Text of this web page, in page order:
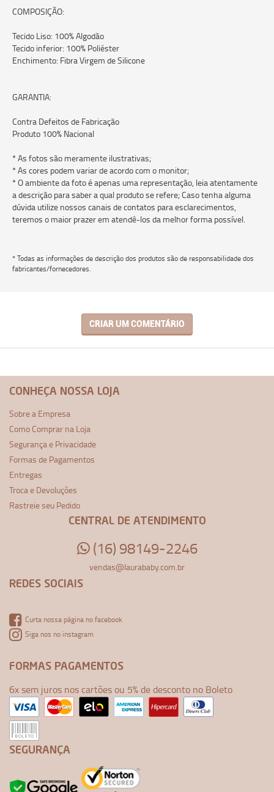
COMPOSIÇÃO:
Tecido Liso: 100% Algodão
Tecido inferior: 100% Poliéster
Enchimento: Fibra Virgem de Silicone
GARANTIA:
Contra Defeitos de Fabricação
Produto 100% Nacional
* As fotos são meramente ilustrativas;
* As cores podem variar de acordo com o monitor;
* O ambiente da foto é apenas uma representação, leia atentamente
a descrição para saber a qual produto se refere; Caso tenha alguma
dúvida utilize nossos canais de contatos para esclarecimentos,
teremos o maior prazer em atendê-los da melhor forma possível.
* Todas as informações de descrição dos produtos são de responsabilidade dos
fabricantes/fornecedores.
CRIAR UM COMENTÁRIO
CONHEÇA NOSSA LOJA
Sobre a Empresa
Como Comprar na Loja
Segurança e Privacidade
Formas de Pagamentos
Entregas
Troca e Devoluções
Rastreie seu Pedido
CENTRAL DE ATENDIMENTO
(16) 98149-2246
vendas@laurababy.com.br
REDES SOCIAIS
Curta nossa página no facebook
Siga nos no instagram
FORMAS PAGAMENTOS
6x sem juros nos cartões ou 5% de desconto no Boleto
SEGURANÇA